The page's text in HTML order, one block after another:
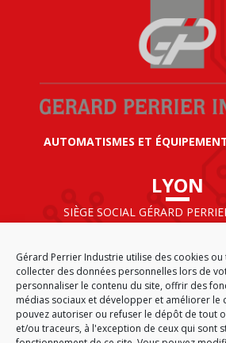
Gérard Perrier Industrie utilise des cookies
collecter des données personnelles lors de
personnaliser le contenu du site, offrir des
médias sociaux et développer et améliorer le
pouvez autoriser ou refuser le dépôt de tout
et/ou traceurs, à l'exception de ceux qui sont
AUTOMATISMES ET
LYON
SIÈGE SOCIAL GÉRARD
69125 LYON AÉROPORT
FRANCE